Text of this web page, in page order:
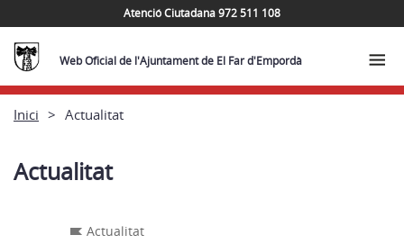
Atenció Ciutadana 972 511 108
Web Oficial de l'Ajuntament de El Far d'Empordà
Inici Actualitat
Actualitat
Actualitat